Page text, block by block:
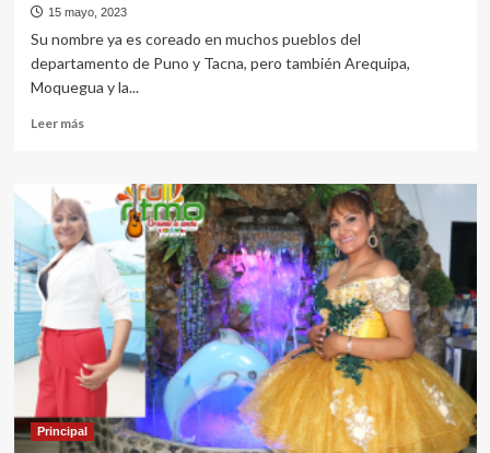
15 mayo, 2023
Su nombre ya es coreado en muchos pueblos del
departamento de Puno y Tacna, pero también Arequipa,
Moquegua y la...
Leer másLeer
cholita
Florelisa
quiere
cantar
Yarita
Lizeth
Principal